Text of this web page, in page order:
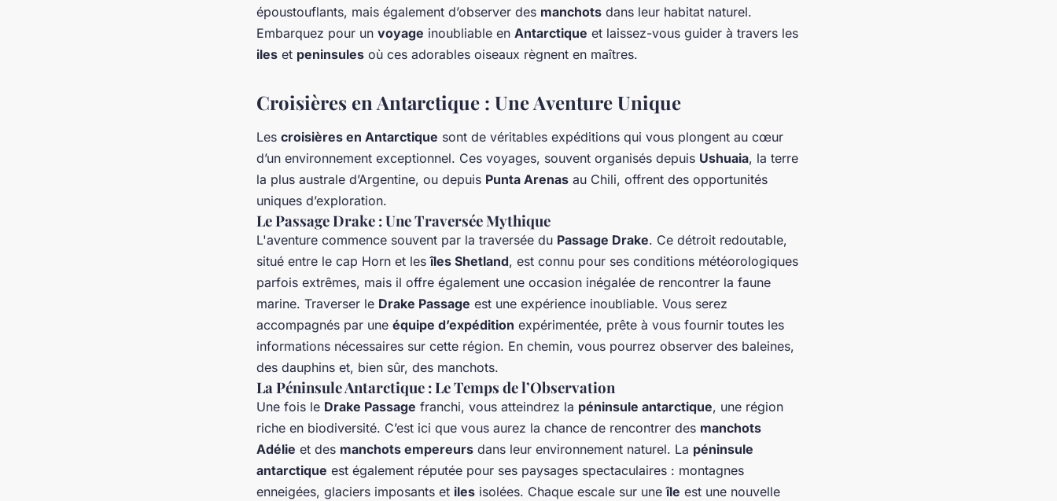
époustouflants, mais également d’observer des manchots dans leur habitat naturel.
Embarquez pour un voyage inoubliable en Antarctique et laissez-vous guider à travers les
iles et peninsules où ces adorables oiseaux règnent en maîtres.
Croisières en Antarctique : Une Aventure Unique
Les croisières en Antarctique sont de véritables expéditions qui vous plongent au cœur
d’un environnement exceptionnel. Ces voyages, souvent organisés depuis Ushuaia, la terre
la plus australe d’Argentine, ou depuis Punta Arenas au Chili, offrent des opportunités
uniques d’exploration.
Le Passage Drake : Une Traversée Mythique
L'aventure commence souvent par la traversée du Passage Drake. Ce détroit redoutable,
situé entre le cap Horn et lesîles Shetland, est connu pour ses conditions météorologiques
parfois extrêmes, mais il offre également une occasion inégalée de rencontrer la faune
marine. Traverser le Drake Passage est une expérience inoubliable. Vous serez
accompagnés par une équipe d’expédition expérimentée, prête à vous fournir toutes les
informations nécessaires sur cette région. En chemin, vous pourrez observer des baleines,
des dauphins et, bien sûr, des manchots.
La Péninsule Antarctique : Le Temps de l’Observation
Une fois le Drake Passage franchi, vous atteindrez la péninsule antarctique, une région
riche en biodiversité. C’est ici que vous aurez la chance de rencontrer des manchots
Adélie et des manchots empereurs dans leur environnement naturel. La péninsule
antarctique est également réputée pour ses paysages spectaculaires : montagnes
enneigées, glaciers imposants et iles isolées. Chaque escale sur uneîle est une nouvelle